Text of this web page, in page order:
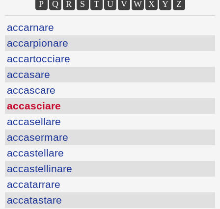
P
Q R S T U V W X Y Z
accarnare
accarpionare
accartocciare
accasare
accascare
accasciare
accasellare
accasermare
accastellare
accastellinare
accatarrare
accatastare